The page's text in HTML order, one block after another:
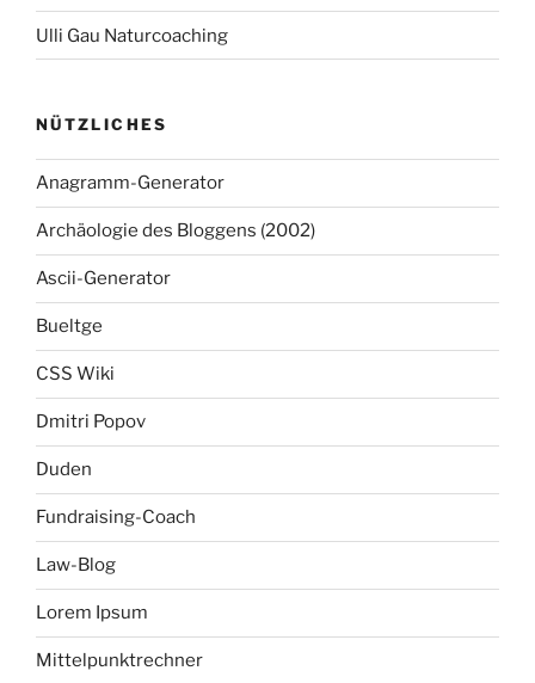
Ulli Gau Naturcoaching
NÜTZLICHES
Anagramm-Generator
Archäologie des Bloggens (2002)
Ascii-Generator
Bueltge
CSS Wiki
Dmitri Popov
Duden
Fundraising-Coach
Law-Blog
Lorem Ipsum
Mittelpunktrechner